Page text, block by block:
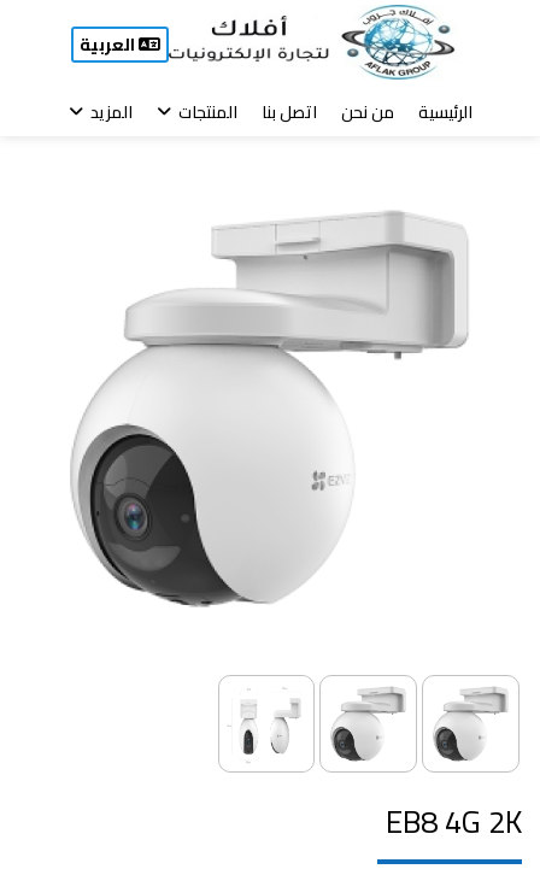
العربية
الرئيسية من نحن اتصل بنا المنتجات المزيد
EB8 4G 2K